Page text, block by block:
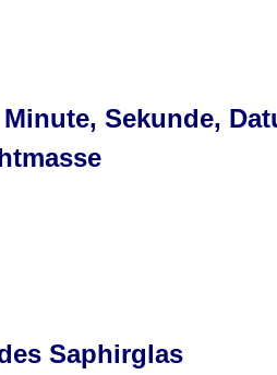
Sekunde,
Saphirglas